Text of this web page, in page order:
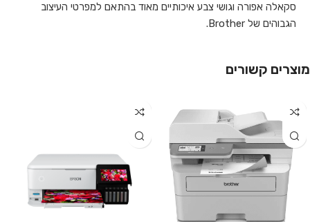
סקאלה אפורה וגושי צבע איכותיים מאוד בהתאם למפרטי העיצוב
הגבוהים של Brother.
מוצרים קשורים